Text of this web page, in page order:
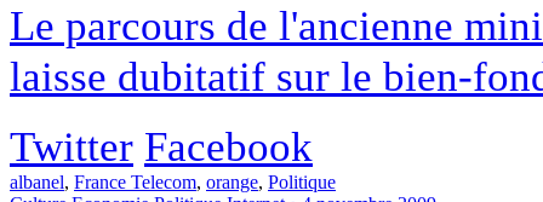
Le parcours de l'ancienne
laisse dubitatif sur le bien-
Twitter Facebook
albanel, France Telecom, orange, Politique